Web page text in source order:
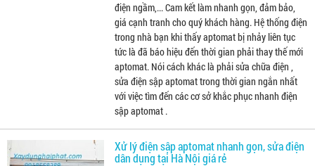
điện ngầm,... Cam kết làm nhanh gọn, đảm bảo,
giá cạnh tranh cho quý khách hàng. Hệ thống điện
trong nhà bạn khi thấy aptomat bị nhảy liên tục
tức là đã báo hiệu đến thời gian phải thay thế mới
aptomat. Nói cách khác là phải sửa chữa điện ,
sửa điện sập aptomat trong thời gian ngắn nhất
với việc tìm đến các cơ sở khắc phục nhanh điện
sập aptomat .
Xử lý điện sập aptomat nhanh gọn, sửa điện
dân dụng tại Hà Nội giá rẻ